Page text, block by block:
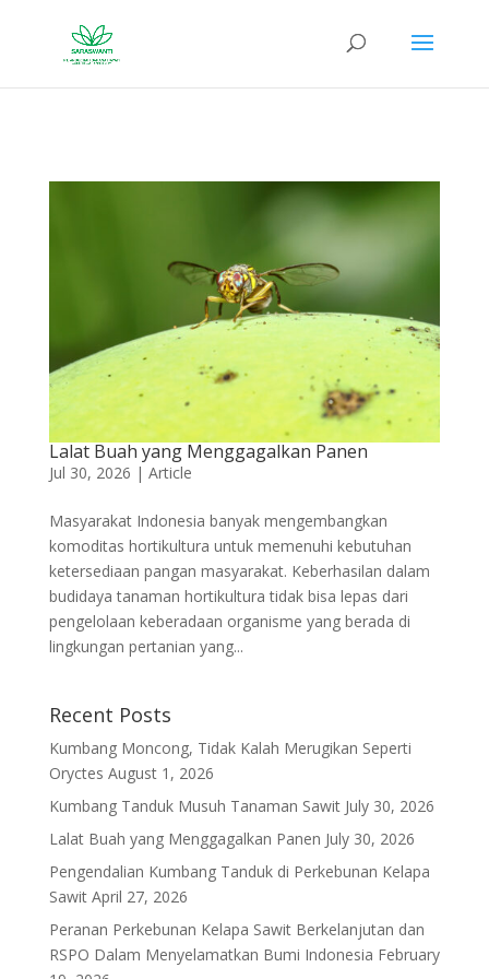
Lalat Buah yang Menggagalkan Panen
Jul 30, 2026 | Article
Masyarakat Indonesia banyak mengembangkan
komoditas hortikultura untuk memenuhi kebutuhan
ketersediaan pangan masyarakat. Keberhasilan dalam
budidaya tanaman hortikultura tidak bisa lepas dari
pengelolaan keberadaan organisme yang berada di
lingkungan pertanian yang...
Recent Posts
Kumbang Moncong, Tidak Kalah Merugikan Seperti
Oryctes August 1, 2026
Kumbang Tanduk Musuh Tanaman Sawit July 30, 2026
Lalat Buah yang Menggagalkan Panen July 30, 2026
Pengendalian Kumbang Tanduk di Perkebunan Kelapa
Sawit April 27, 2026
Peranan Perkebunan Kelapa Sawit Berkelanjutan dan
RSPO Dalam Menyelamatkan Bumi Indonesia February